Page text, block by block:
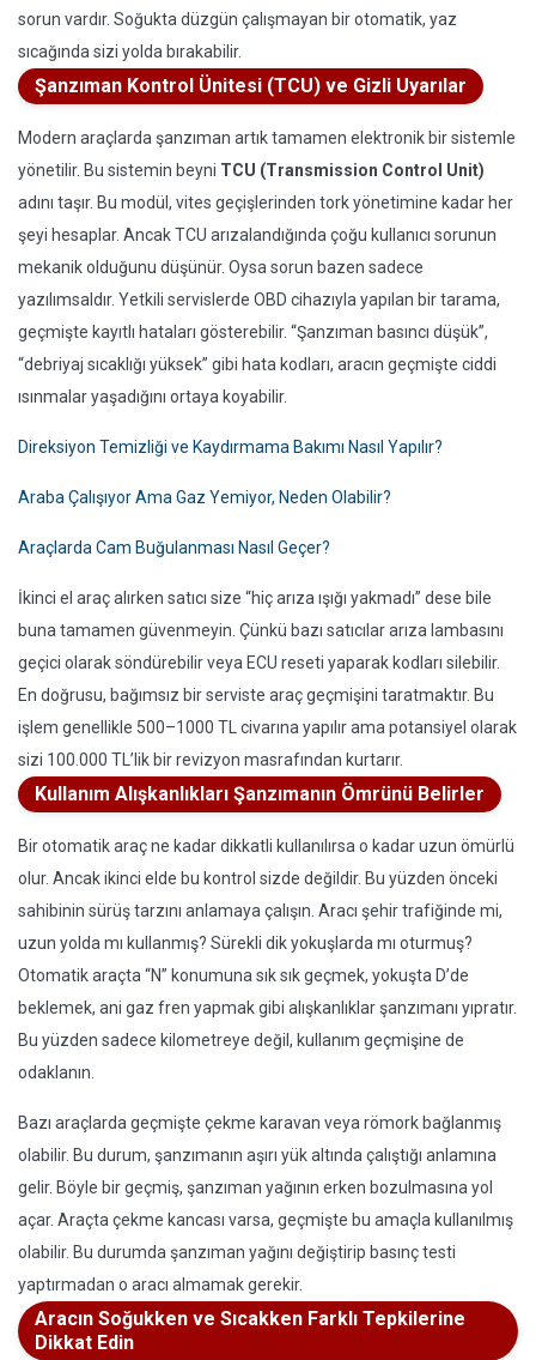
sorun vardır. Soğukta düzgün çalışmayan bir otomatik, yaz
sıcağında sizi yolda bırakabilir.
Şanzıman Kontrol Ünitesi (TCU) ve Gizli Uyarılar
Modern araçlarda şanzıman artık tamamen elektronik bir sistemle
yönetilir. Bu sistemin beyni TCU (Transmission Control Unit)
adını taşır. Bu modül, vites geçişlerinden tork yönetimine kadar her
şeyi hesaplar. Ancak TCU arızalandığında çoğu kullanıcı sorunun
mekanik olduğunu düşünür. Oysa sorun bazen sadece
yazılımsaldır. Yetkili servislerde OBD cihazıyla yapılan bir tarama,
geçmişte kayıtlı hataları gösterebilir. “Şanzıman basıncı düşük”,
“debriyaj sıcaklığı yüksek” gibi hata kodları, aracın geçmişte ciddi
ısınmalar yaşadığını ortaya koyabilir.
Direksiyon Temizliği ve Kaydırmama Bakımı Nasıl Yapılır?
Araba Çalışıyor Ama Gaz Yemiyor, Neden Olabilir?
Araçlarda Cam Buğulanması Nasıl Geçer?
İkinci el araç alırken satıcı size “hiç arıza ışığı yakmadı” dese bile
buna tamamen güvenmeyin. Çünkü bazı satıcılar arıza lambasını
geçici olarak söndürebilir veya ECU reseti yaparak kodları silebilir.
En doğrusu, bağımsız bir serviste araç geçmişini taratmaktır. Bu
işlem genellikle 500–1000 TL civarına yapılır ama potansiyel olarak
sizi 100.000 TL’lik bir revizyon masrafından kurtarır.
Kullanım Alışkanlıkları Şanzımanın Ömrünü Belirler
Bir otomatik araç ne kadar dikkatli kullanılırsa o kadar uzun ömürlü
olur. Ancak ikinci elde bu kontrol sizde değildir. Bu yüzden önceki
sahibinin sürüş tarzını anlamaya çalışın. Aracı şehir trafiğinde mi,
uzun yolda mı kullanmış? Sürekli dik yokuşlarda mı oturmuş?
Otomatik araçta “N” konumuna sık sık geçmek, yokuşta D’de
beklemek, ani gaz fren yapmak gibi alışkanlıklar şanzımanı yıpratır.
Bu yüzden sadece kilometreye değil, kullanım geçmişine de
odaklanın.
Bazı araçlarda geçmişte çekme karavan veya römork bağlanmış
olabilir. Bu durum, şanzımanın aşırı yük altında çalıştığı anlamına
gelir. Böyle bir geçmiş, şanzıman yağının erken bozulmasına yol
açar. Araçta çekme kancası varsa, geçmişte bu amaçla kullanılmış
olabilir. Bu durumda şanzıman yağını değiştirip basınç testi
yaptırmadan o aracı almamak gerekir.
Aracın Soğukken ve Sıcakken Farklı Tepkilerine
Dikkat Edin